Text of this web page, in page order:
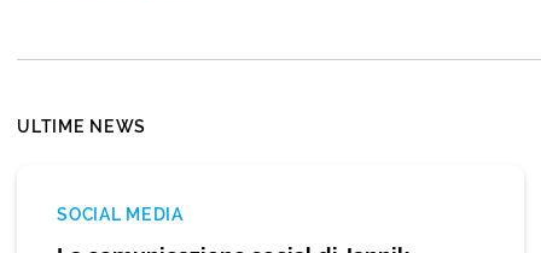
ULTIME NEWS
SOCIAL MEDIA